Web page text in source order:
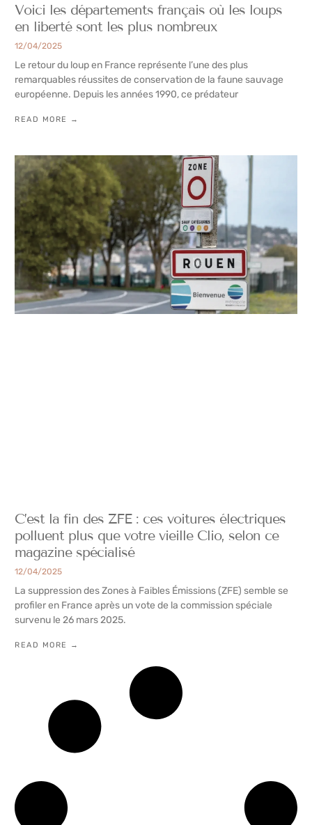
Voici les départements français où les loups
en liberté sont les plus nombreux
12/04/2025
Le retour du loup en France représente l’une des plus
remarquables réussites de conservation de la faune sauvage
européenne. Depuis les années 1990, ce prédateur
READ MORE →
C’est la fin des ZFE : ces voitures électriques
polluent plus que votre vieille Clio, selon ce
magazine spécialisé
12/04/2025
La suppression des Zones à Faibles Émissions (ZFE) semble se
profiler en France après un vote de la commission spéciale
survenu le 26 mars 2025.
READ MORE →